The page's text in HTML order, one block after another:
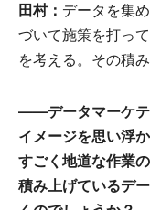
田村： データを集
づいて施策を打っ
を考える。その積
――データマーケ
イメージを思い浮
すごく地道な作業
積み上げているデ